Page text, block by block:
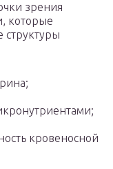
зрения
которые
структуры
кровеносной